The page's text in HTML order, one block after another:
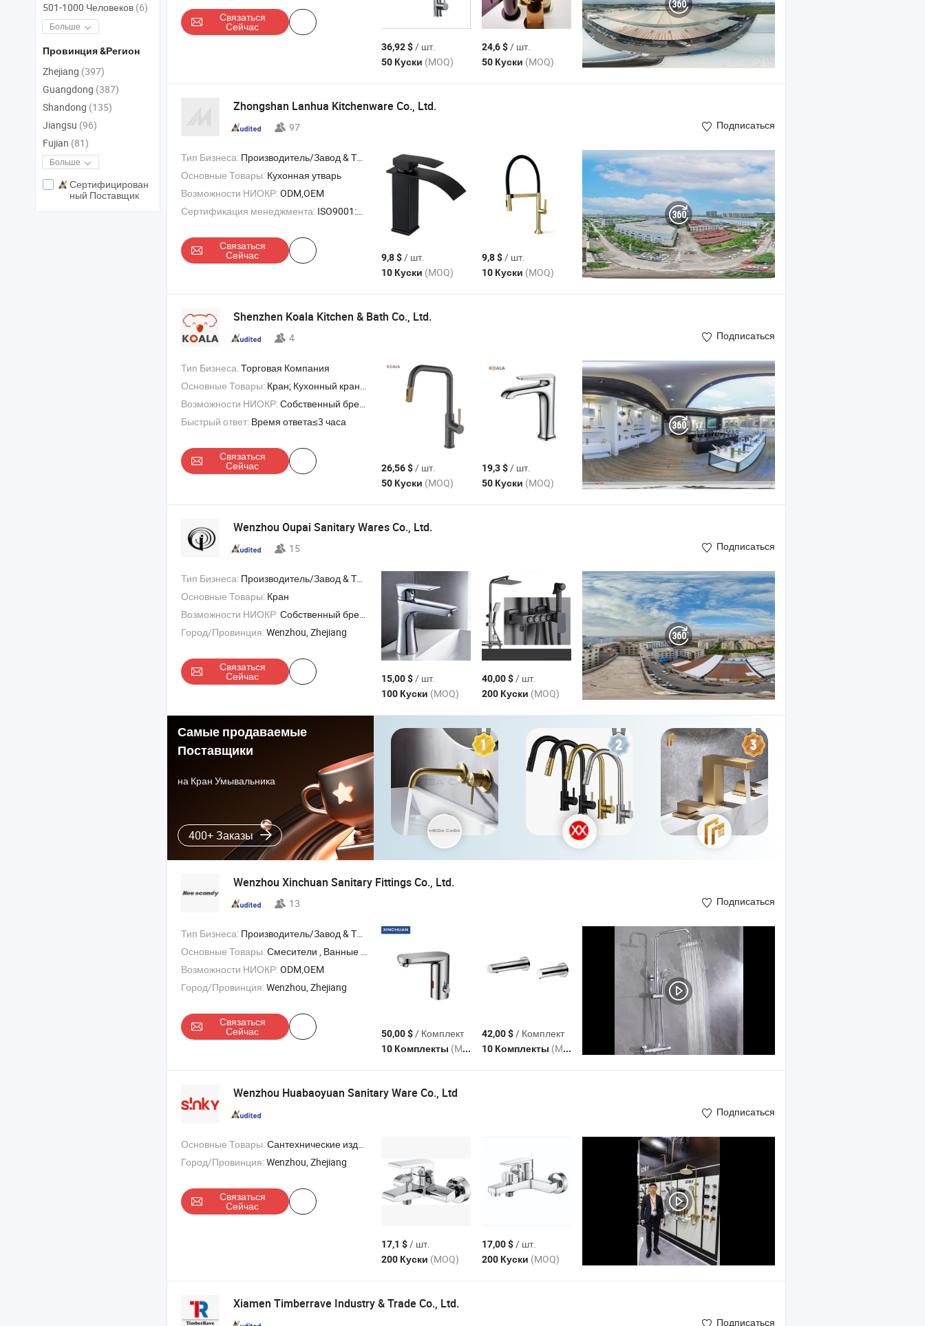
Связаться
Сейчас
36,92 $/ шт.
50 Куски (MOQ)
24,6 $/ шт.
50 Куски (MOQ)
Zhongshan Lanhua Kitchenware Co., Ltd.
97 Подписаться
Тип Бизнеса: Производитель/Завод & Торговая Компания
Основные Товары: Кухонная утварь
Возможности НИОКР:ODM,OEM
Сертификация менеджмента: ISO9001:2015, ISO14001
Связаться
Сейчас 9,8 $/ шт.
10 Куски (MOQ)
9,8 $/ шт.
10 Куски (MOQ)
Shenzhen Koala Kitchen & Bath Co., Ltd.
4 Подписаться
Тип Бизнеса:Торговая Компания
Основные Товары: Кран; Кухонный кран; Раковинный кран; Душевой кран; Аксессуары для ванной
Возможности НИОКР:Собственный бренд,ODM,OEM
Быстрый ответ: Время ответа≤3 часа
Связаться
Сейчас 26,56 $/ шт.
50 Куски (MOQ)
19,3 $/ шт.
50 Куски (MOQ)
Wenzhou Oupai Sanitary Wares Co., Ltd.
15 Подписаться
Тип Бизнеса: Производитель/Завод & Торговая Компания
Основные Товары: Кран
Возможности НИОКР:Собственный бренд,ODM,OEM
Город/Провинция:Wenzhou, Zhejiang
Связаться
Сейчас 15,00 $/ шт.
100 Куски (MOQ)
40,00 $/ шт.
200 Куски (MOQ)
Самые продаваемые
Поставщики
на Кран Умывальника
400+ Заказы
Wenzhou Xinchuan Sanitary Fittings Co., Ltd.
13 Подписаться
Тип Бизнеса: Производитель/Завод & Торговая Компания
Основные Товары:Смесители , Ванные принадлежности
Возможности НИОКР:ODM,OEM
Город/Провинция:Wenzhou, Zhejiang
Связаться
Сейчас 50,00 $/ Комплект
10 Комплекты (MOQ)
42,00 $/ Комплект
10 Комплекты (MOQ)
Wenzhou Huabaoyuan Sanitary Ware Co., Ltd
Подписаться
Основные Товары:Сантехнические изделия , смеситель для раковины , смеситель для кухни , смеситель для душа , смеситель для ванны
Город/Провинция:Wenzhou, Zhejiang
Связаться
Сейчас
17,1 $/ шт.
200 Куски (MOQ)
17,00 $/ шт.
200 Куски (MOQ)
Xiamen Timberrave Industry & Trade Co., Ltd.
Подписаться
501-1000 Человеков (6)
Больше
Провинция &Регион
Zhejiang (397)
Guangdong (387)
Shandong (135)
Jiangsu (96)
Fujian (81)
Больше
Сертифицирован
ный Поставщик